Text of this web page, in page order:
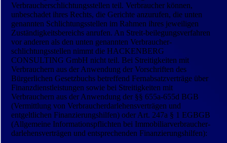
Verbraucher­schlichtungsstellen teil. Verbraucher können,
unbeschadet ihres Rechts, die Gerichte anzurufen, die unten
genannten Schlichtungs­stellen im Rahmen ihres jeweiligen
Zuständigkeitsbereichs anrufen. An Streit-beilegungsverfahren
vor anderen als den unten genannten Verbraucher­
schlichtungsstellen nimmt die HACKENBERG
CONSULTING GmbH nicht teil. Bei Streitigkeiten mit
Verbrauchern aus der Anwendung der Vorschriften des
Bürgerlichen Gesetzbuchs betreffend Fern­absatzverträge über
Finanzdienst­leistungen sowie bei Streitigkeiten mit
Verbrauchern aus der Anwendung der §§ 655a-655d BGB
(Vermittlung von Verbraucher­darlehensverträgen und
entgeltlichen Finanzierungshilfen) oder Art. 247a § 1 EGBGB
(Allgemeine Informations­pflichten bei Immobiliar­verbraucher­
darlehens­verträgen und ent­sprechenden Finanzierungshilfen):